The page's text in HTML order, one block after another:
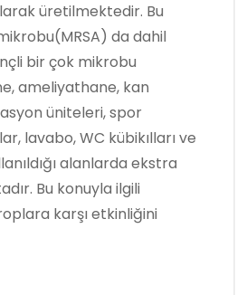
üretilmektedir. Bu
da dahil
bir çok mikrobu
ameliyathane, kan
üniteleri, spor
lavabo, WC kübikılları ve
alanlarda ekstra
Bu konuyla ilgili
karşı etkinliğini